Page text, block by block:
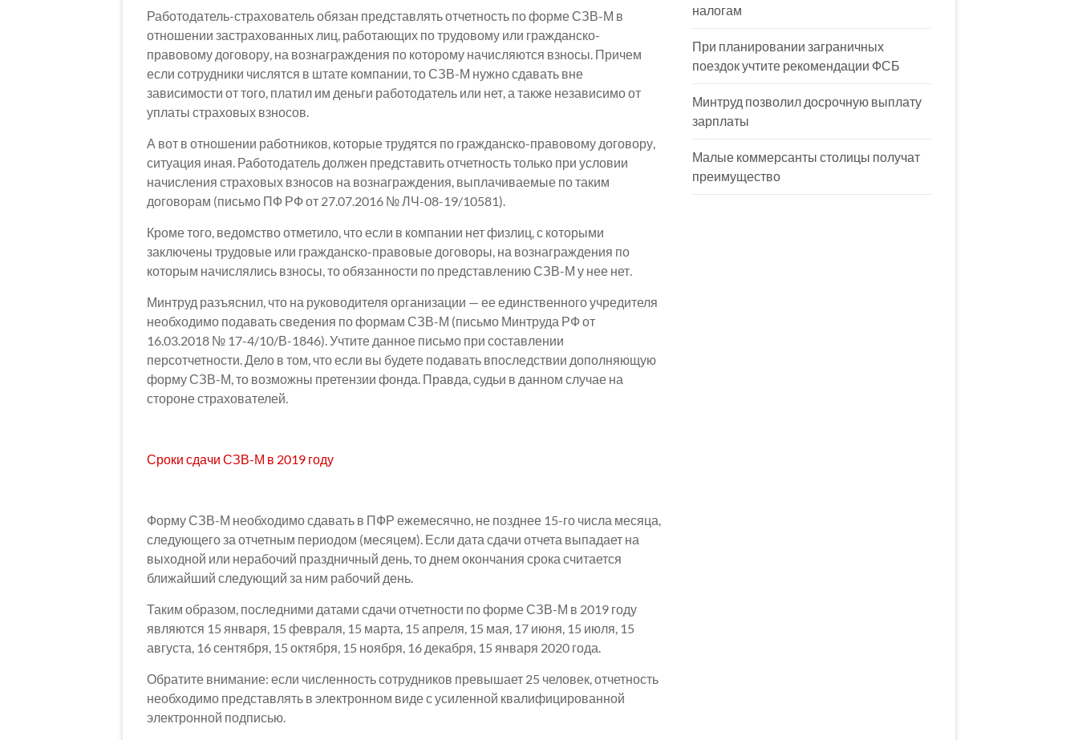
Работодатель-страхователь обязан представлять отчетность по форме СЗВ-М в
отношении застрахованных лиц, работающих по трудовому или гражданско-
правовому договору, на вознаграждения по которому начисляются взносы. Причем
если сотрудники числятся в штате компании, то СЗВ-М нужно сдавать вне
зависимости от того, платил им деньги работодатель или нет, а также независимо от
уплаты страховых взносов.
А вот в отношении работников, которые трудятся по гражданско-правовому договору,
ситуация иная. Работодатель должен представить отчетность только при условии
начисления страховых взносов на вознаграждения, выплачиваемые по таким
договорам (письмо ПФ РФ от 27.07.2016 № ЛЧ-08-19/10581).
Кроме того, ведомство отметило, что если в компании нет физлиц, с которыми
заключены трудовые или гражданско-правовые договоры, на вознаграждения по
которым начислялись взносы, то обязанности по представлению СЗВ-М у нее нет.
Минтруд разъяснил, что на руководителя организации — ее единственного учредителя
необходимо подавать сведения по формам СЗВ-М (письмо Минтруда РФ от
16.03.2018 № 17-4/10/В-1846). Учтите данное письмо при составлении
персотчетности. Дело в том, что если вы будете подавать впоследствии дополняющую
форму СЗВ-М, то возможны претензии фонда. Правда, судьи в данном случае на
стороне страхователей.
Сроки сдачи СЗВ-М в 2019 году
Форму СЗВ-М необходимо сдавать в ПФР ежемесячно, не позднее 15-го числа месяца,
следующего за отчетным периодом (месяцем). Если дата сдачи отчета выпадает на
выходной или нерабочий праздничный день, то днем окончания срока считается
ближайший следующий за ним рабочий день.
Таким образом, последними датами сдачи отчетности по форме СЗВ-М в 2019 году
являются 15 января, 15 февраля, 15 марта, 15 апреля, 15 мая, 17 июня, 15 июля, 15
августа, 16 сентября, 15 октября, 15 ноября, 16 декабря, 15 января 2020 года.
Обратите внимание: если численность сотрудников превышает 25 человек, отчетность
необходимо представлять в электронном виде с усиленной квалифицированной
электронной подписью.
налогам
При планировании заграничных
поездок учтите рекомендации ФСБ
Минтруд позволил досрочную выплату
зарплаты
Малые коммерсанты столицы получат
преимущество